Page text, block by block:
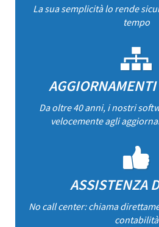
La sua semplicità lo rende
tempo
Da oltre 40 anni, i nostri
velocemente agli
ASSISTENZA
No call center: chiama
contabilità